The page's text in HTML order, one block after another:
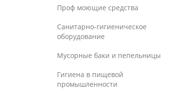
Проф моющие средства
Санитарно-гигиеническое
оборудование
Мусорные баки и пепельницы
Гигиена в пищевой
промышленности